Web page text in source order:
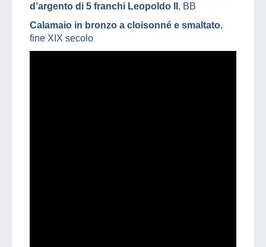
d’argento di 5 franchi Leopoldo II , BB
Calamaio in bronzo a cloisonné e smaltato,
fine XIX secolo